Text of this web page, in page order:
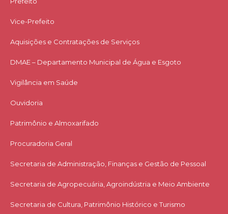
Vice-Prefeito
Aquisições e Contratações de Serviços​
DMAE – Departamento Municipal de Água e Esgoto
Vigilância em Saúde
Ouvidoria
Patrimônio e Almoxarifado
Procuradoria Geral
Secretaria de Administração, Finanças e Gestão de Pessoal
Secretaria de Agropecuária, Agroindústria e Meio Ambiente
Secretaria de Cultura, Patrimônio Histórico e Turismo